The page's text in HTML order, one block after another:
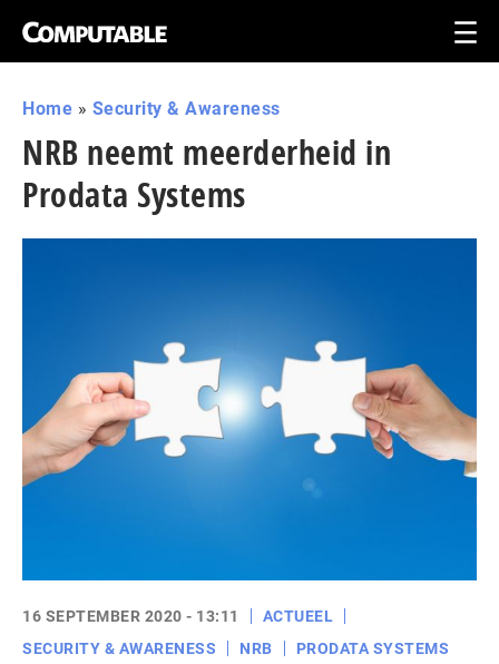
Home » Security & Awareness
NRB neemt meerderheid in
Prodata Systems
16 SEPTEMBER 2020 - 13:11
ACTUEEL
SECURITY & AWARENESS
NRB PRODATA SYSTEMS